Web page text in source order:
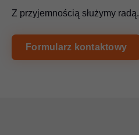
Z przyjemnością służymy radą.
Formularz kontaktowy